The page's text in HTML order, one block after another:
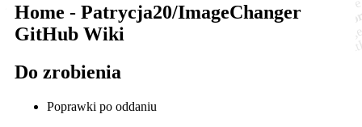
Home - Patrycja20/ImageChanger
GitHub Wiki
Do zrobienia
Poprawki po oddaniu